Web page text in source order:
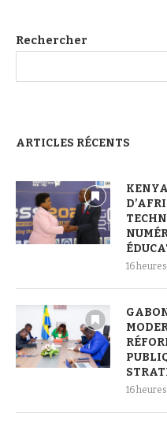
Rechercher
ARTICLES RÉCENTS
16
16